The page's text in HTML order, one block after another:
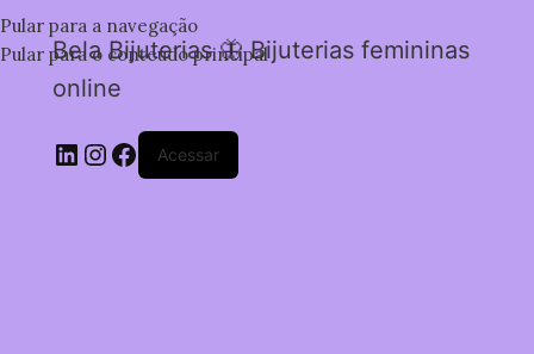
Pular para a navegação
Pular para o conteúdo principal
Bela Bijuterias 🦋 Bijuterias femininas
online
Acessar